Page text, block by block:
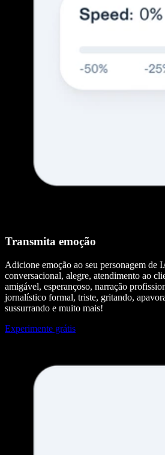
Transmita emoção
Adicione emoção ao seu personagem de
conversacional, alegre, atendimento ao
amigável, esperançoso, narração
jornalístico formal, triste, gritando,
sussurrando e muito mais!
Experimente grátis